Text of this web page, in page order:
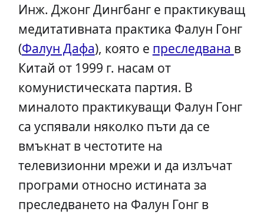
Инж. Джонг Дингбанг е практикуващ
медитативната практика Фалун Гонг
(Фалун Дафа), която е преследвана в
Китай от 1999 г. насам от
комунистическата партия. В
миналото практикуващи Фалун Гонг
са успявали няколко пъти да се
вмъкнат в честотите на
телевизионни мрежи и да излъчат
програми относно истината за
преследването на Фалун Гонг в